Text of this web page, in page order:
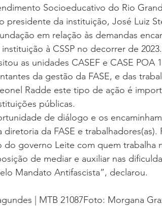
Socioeducativo do Rio
presidente da instituição, José Luiz
em relação às demandas
à CSSP no decorrer de 2023.
as unidades CASEF e CASE
da gestão da FASE, e das
Radde este tipo de ação é
públicas.
de diálogo e os
diretoria da FASE e
do governo Leite com quem trabalha
de mediar e auxiliar nas
Mandato Antifascista”, declarou.
| MTB 21087Foto: Morgana